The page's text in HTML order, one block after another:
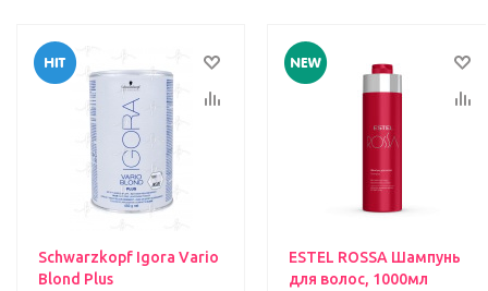
Schwarzkopf Igora Vario
Blond Plus
ESTEL ROSSA Шампунь
для волос, 1000мл